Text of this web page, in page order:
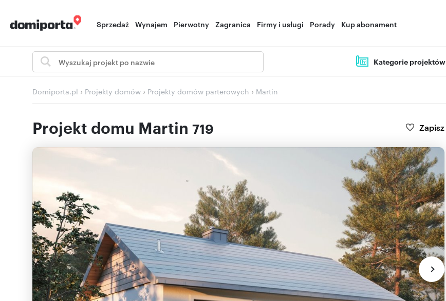
Sprzedaż Wynajem Pierwotny Zagranica Firmy i usługi Porady Kup abonament
Kategorie projektów
Domiporta.pl › Projekty domów › Projekty domów parterowych › Martin
Projekt domu Martin 719 Zapisz